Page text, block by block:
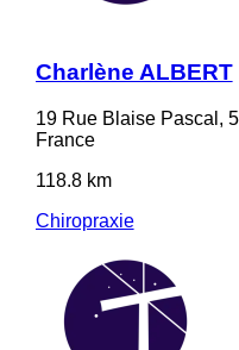
Charlène ALBERT
19 Rue Blaise Pascal,
France
118.8 km
Chiropraxie